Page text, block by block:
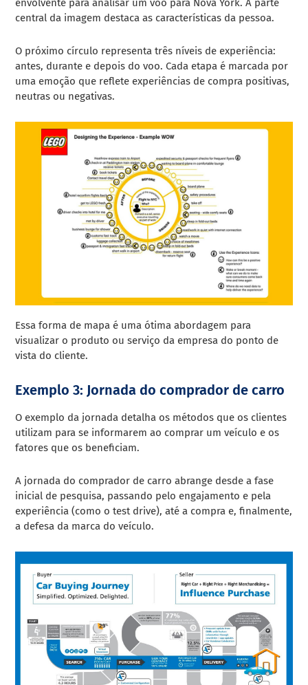
envolvente para analisar um voo para Nova York. A parte
central da imagem destaca as características da pessoa.
O próximo círculo representa três níveis de experiência:
antes, durante e depois do voo. Cada etapa é marcada por
uma emoção que reflete experiências de compra positivas,
neutras ou negativas.
Essa forma de mapa é uma ótima abordagem para
visualizar o produto ou serviço da empresa do ponto de
vista do cliente.
Exemplo 3: Jornada do comprador de carro
O exemplo da jornada detalha os métodos que os clientes
utilizam para se informarem ao comprar um veículo e os
fatores que os beneficiam.
A jornada do comprador de carro abrange desde a fase
inicial de pesquisa, passando pelo engajamento e pela
experiência (como o test drive), até a compra e, finalmente,
a defesa da marca do veículo.